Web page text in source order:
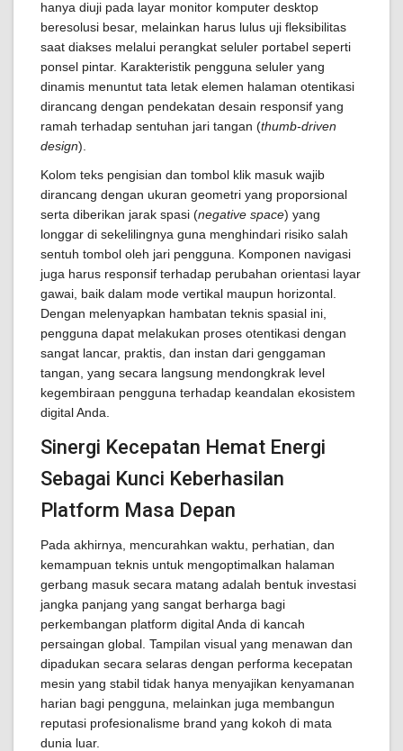
hanya diuji pada layar monitor komputer desktop
beresolusi besar, melainkan harus lulus uji fleksibilitas
saat diakses melalui perangkat seluler portabel seperti
ponsel pintar. Karakteristik pengguna seluler yang
dinamis menuntut tata letak elemen halaman otentikasi
dirancang dengan pendekatan desain responsif yang
ramah terhadap sentuhan jari tangan (thumb-driven
design).
Kolom teks pengisian dan tombol klik masuk wajib
dirancang dengan ukuran geometri yang proporsional
serta diberikan jarak spasi (negative space) yang
longgar di sekelilingnya guna menghindari risiko salah
sentuh tombol oleh jari pengguna. Komponen navigasi
juga harus responsif terhadap perubahan orientasi layar
gawai, baik dalam mode vertikal maupun horizontal.
Dengan melenyapkan hambatan teknis spasial ini,
pengguna dapat melakukan proses otentikasi dengan
sangat lancar, praktis, dan instan dari genggaman
tangan, yang secara langsung mendongkrak level
kegembiraan pengguna terhadap keandalan ekosistem
digital Anda.
Sinergi Kecepatan Hemat Energi
Sebagai Kunci Keberhasilan
Platform Masa Depan
Pada akhirnya, mencurahkan waktu, perhatian, dan
kemampuan teknis untuk mengoptimalkan halaman
gerbang masuk secara matang adalah bentuk investasi
jangka panjang yang sangat berharga bagi
perkembangan platform digital Anda di kancah
persaingan global. Tampilan visual yang menawan dan
dipadukan secara selaras dengan performa kecepatan
mesin yang stabil tidak hanya menyajikan kenyamanan
harian bagi pengguna, melainkan juga membangun
reputasi profesionalisme brand yang kokoh di mata
dunia luar.